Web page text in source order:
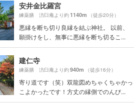
安井金比羅宮
練薬膳 汸臼庵より約1140m （徒歩20分）
悪縁を断ち切り良縁を結ぶ神社。 以前、
願掛けをし、無事に悪縁を断ち切るこ...
建仁寺
練薬膳 汸臼庵より約940m （徒歩16分）
寄り道です（笑）双龍図めちゃくちゃかっ
こよかったです！方丈の縁側でのんび...